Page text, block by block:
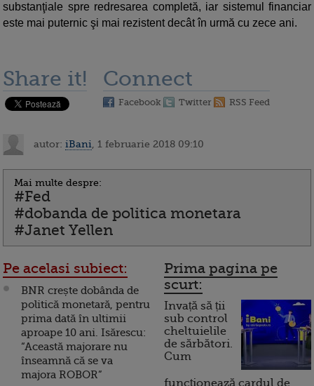
substanţiale spre redresarea completă, iar sistemul financiar
este mai puternic şi mai rezistent decât în urmă cu zece ani.
Share it! Connect
Facebook Twitter RSS Feed
autor: iBani , 1 februarie 2018 09:10
Mai multe despre:
#Fed
#dobanda de politica monetara
#Janet Yellen
Pe acelasi subiect:
BNR crește dobânda de
politică monetară, pentru
prima dată în ultimii
aproape 10 ani. Isărescu:
“Această majorare nu
înseamnă că se va
majora ROBOR”
Prima pagina pe
scurt:
Invață să ții
sub control
cheltuielile
de sărbători.
Cum
funcționează cardul de